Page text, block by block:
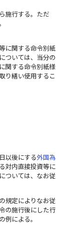
施行する。ただ
に関する命令別紙
ついては、当分の
関する命令別紙様
り繕い使用するこ
以後にする外国為
対内直接投資等に
ついては、なお従
規定によりなお従
の施行後にした行
例による。